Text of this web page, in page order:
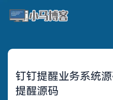
钉钉提醒业务系统
提醒源码